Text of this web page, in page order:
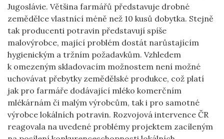
Jugoslávie. Většina farmářů představuje drobné
zemědělce vlastnící méně než 10 kusů dobytka. Stejně
tak producenti potravin představují spíše
malovýrobce, mající problém dostát narůstajícím
hygienickým a tržním požadavkům. Vzhledem
k omezeným skladovacím možnostem není možné
uchovávat přebytky zemědělské produkce, což platí
jak pro farmáře dodávající mléko komerčním
mlékárnám či malým výrobcům, tak i pro samotné
výrobce lokálních potravin. Rozvojová intervence ČR
reagovala na uvedené problémy projektem zacíleným